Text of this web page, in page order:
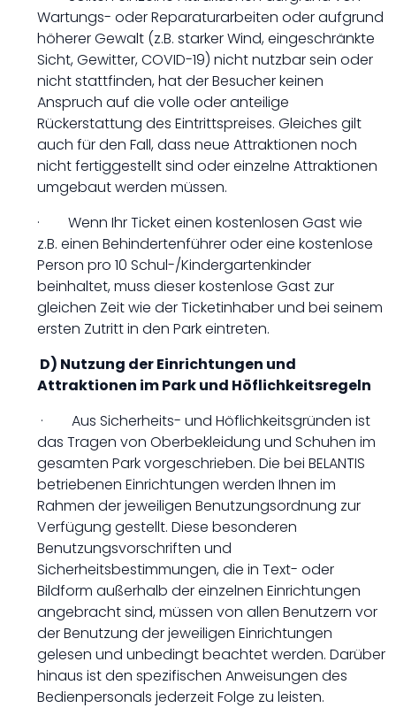
Wartungs- oder Reparaturarbeiten oder aufgrund
höherer Gewalt (z.B. starker Wind, eingeschränkte
Sicht, Gewitter, COVID-19) nicht nutzbar sein oder
nicht stattfinden, hat der Besucher keinen
Anspruch auf die volle oder anteilige
Rückerstattung des Eintrittspreises. Gleiches gilt
auch für den Fall, dass neue Attraktionen noch
nicht fertiggestellt sind oder einzelne Attraktionen
umgebaut werden müssen.
· Wenn Ihr Ticket einen kostenlosen Gast wie
z.B. einen Behindertenführer oder eine kostenlose
Person pro 10 Schul-/Kindergartenkinder
beinhaltet, muss dieser kostenlose Gast zur
gleichen Zeit wie der Ticketinhaber und bei seinem
ersten Zutritt in den Park eintreten.
D) Nutzung der Einrichtungen und
Attraktionen im Park und Höflichkeitsregeln
· Aus Sicherheits- und Höflichkeitsgründen ist
das Tragen von Oberbekleidung und Schuhen im
gesamten Park vorgeschrieben. Die bei BELANTIS
betriebenen Einrichtungen werden Ihnen im
Rahmen der jeweiligen Benutzungsordnung zur
Verfügung gestellt. Diese besonderen
Benutzungsvorschriften und
Sicherheitsbestimmungen, die in Text- oder
Bildform außerhalb der einzelnen Einrichtungen
angebracht sind, müssen von allen Benutzern vor
der Benutzung der jeweiligen Einrichtungen
gelesen und unbedingt beachtet werden. Darüber
hinaus ist den spezifischen Anweisungen des
Bedienpersonals jederzeit Folge zu leisten.